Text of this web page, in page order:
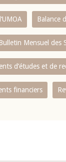
Balance
Mensuel des
d’études et de
financiers